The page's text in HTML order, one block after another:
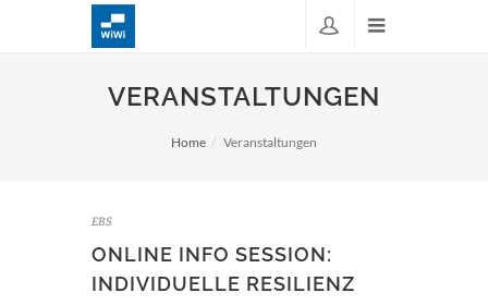
VERANSTALTUNGEN
Home Veranstaltungen
EBS
ONLINE INFO SESSION:
INDIVIDUELLE RESILIENZ